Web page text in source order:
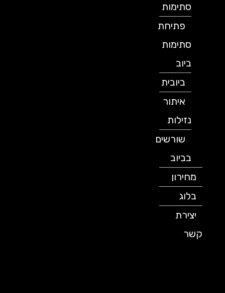
סתימות
פתיחת
סתימות
ביובית
איתור
נזילות
שורשים
בביוב
מחירון
יצירת
קשר